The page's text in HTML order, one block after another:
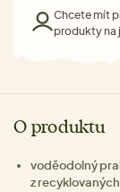
Chcete mít
produkty na
O produktu
voděodolný
z recyklovaných